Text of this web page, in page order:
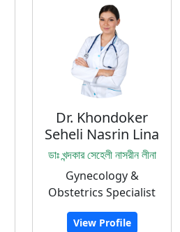
Dr. Khondoker
Seheli Nasrin Lina
ডাঃ খন্দকার সেহেলী নাসরীন লীনা
Gynecology &
Obstetrics Specialist
View Profile